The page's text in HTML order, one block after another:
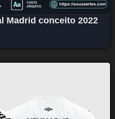
Madrid conceito 2022